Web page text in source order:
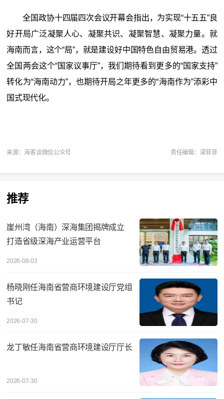
全国政协十四届四次会议开幕会指出，为实现“十五五”良
好开局广泛凝聚人心、凝聚共识、凝聚智慧、凝聚力量。就
海南而言，这个“局”，就是建设好中国特色自由贸易港。透过
全国两会这个“国家议事厅”，我们期待看到更多的“国家支持”
转化为“海南动力”，也期待开局之年更多的“海南作为”添彩中
国式现代化。
来源：海客谈微信公众号 责任编辑：梁菲菲
推荐
崖州湾（海南）深海集团揭牌成立
打造省级深海产业运营平台
2026-08-03
杨晓刚任海南省营商环境建设厅党组
书记
2026-07-30
龙丁敏任海南省营商环境建设厅厅长
2026-07-30